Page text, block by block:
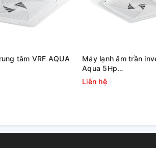
tâm VRF AQUA
AB482MNERAD
Máy lạnh âm trần
Aqua 5Hp
1U125S1PN1SB/
Liên hệ